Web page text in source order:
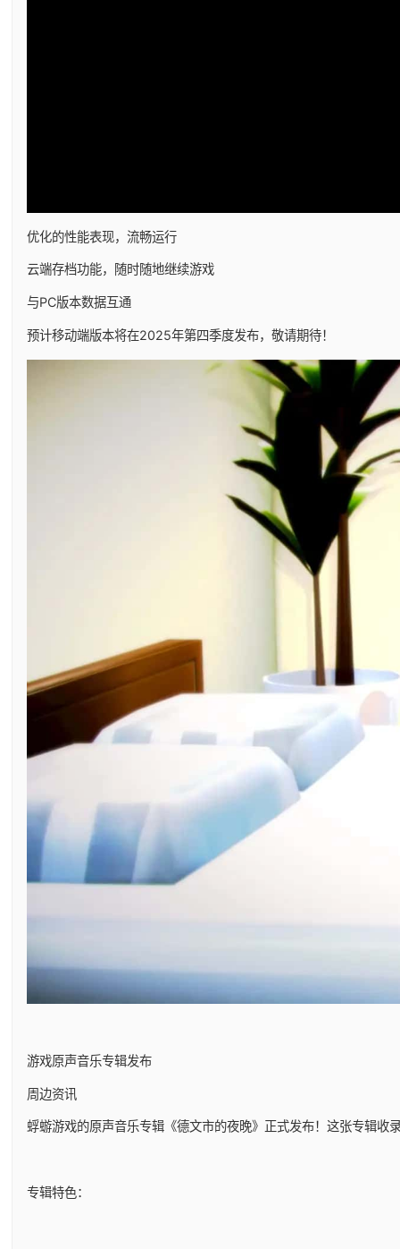
优化的性能表现，流畅运行
云端存档功能，随时随地继续游戏
与PC版本数据互通
预计移动端版本将在2025年第四季度发布，敬请期待！
游戏原声音乐专辑发布
周边资讯
蜉蝣游戏的原声音乐专辑《德文市的夜晚》正式发布！这张专辑收
专辑特色：